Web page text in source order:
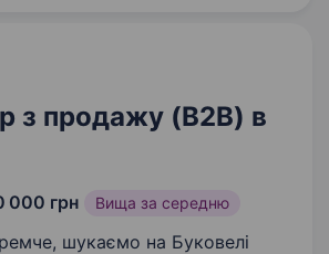
з продажу (B2B) в
000 грн Вища за середню
шукаємо на Буковелі